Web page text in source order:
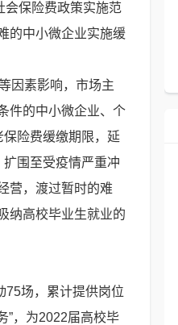
会保险费政策实施范
的中小微企业实施缓
因素影响，市场主
件的中小微企业、个
险费缓缴期限，延
围至受疫情严重冲
营，渡过暂时的难
纳高校毕业生就业的
75场，累计提供岗位
”，为2022届高校毕